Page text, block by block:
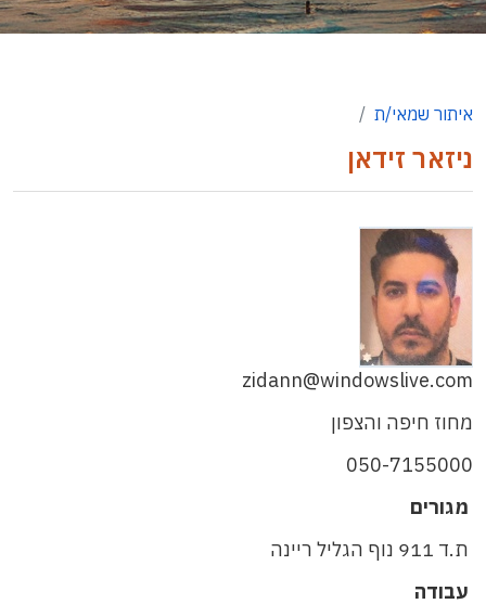
איתור שמאי/ת
ניזאר זידאן
zidann@windowslive.com
מחוז חיפה והצפון
050-7155000
מגורים
ת.ד 911 נוף הגליל ריינה
עבודה